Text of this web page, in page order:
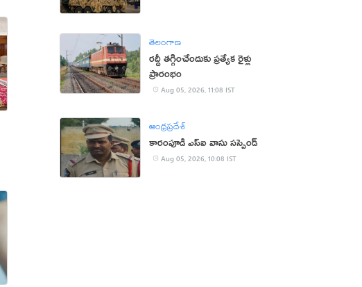
తెలంగాణ
రద్దీ తగ్గించేందుకు ప్రత్యేక రైళ్లు
ప్రారంభం
Aug 05, 2026, 11:08 IST
ఆంధ్రప్రదేశ్
కారంపూడి ఎస్ఐ వాసు స‌స్పెండ్‌
Aug 05, 2026, 10:08 IST